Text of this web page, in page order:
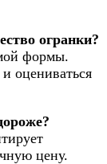
огранки?
формы.
оцениваться
цену.